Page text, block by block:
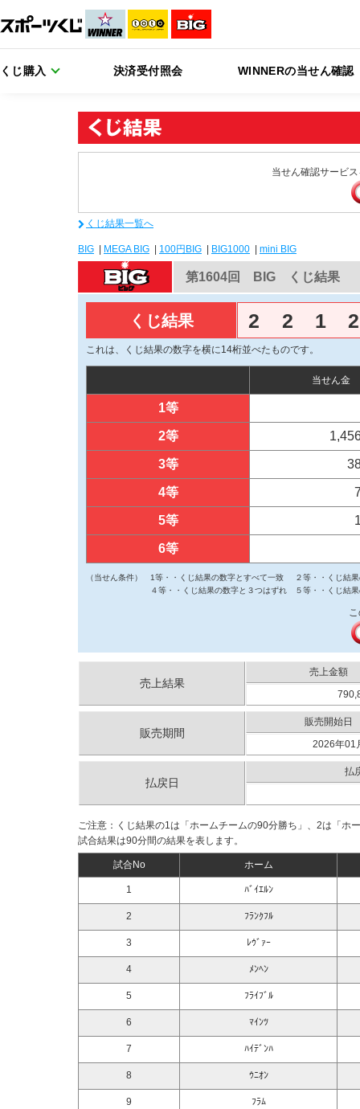
くじ購入 決済受付照会 WINNERの当せん確認
当せん確認サービ
くじ結果一覧へ
BIG MEGA BIG 100円BIG BIG1000 mini BIG
第1604回 BIG くじ結果
くじ結果 2 2 1 2
これは、くじ結果の数字を横に14桁並べたものです。
当せん金
1等
2等
3等
4等
5等
6等
（当せん条件） 1等・・くじ結果の数字とすべて一致
２等・・くじ結
４等・・くじ結果の数字と３つはずれ
５等・・くじ結
売上結果
売上金額
販売期間
販売開始日
2026年01
払戻日
払
ご注意：くじ結果の1は「ホームチームの90分勝ち」、2は「ホ
試合結果は90分間の結果を表します。
試合No ホーム
1 ﾊﾞｲｴﾙﾝ
2 ﾌﾗﾝｸﾌﾙ
3 ﾚｳﾞｧｰ
4 ﾒﾝﾍﾝ
5 ﾌﾗｲﾌﾞﾙ
6 ﾏｲﾝﾂ
7 ﾊｲﾃﾞﾝﾊ
8 ｳﾆｵﾝ
9 ﾌﾗﾑ